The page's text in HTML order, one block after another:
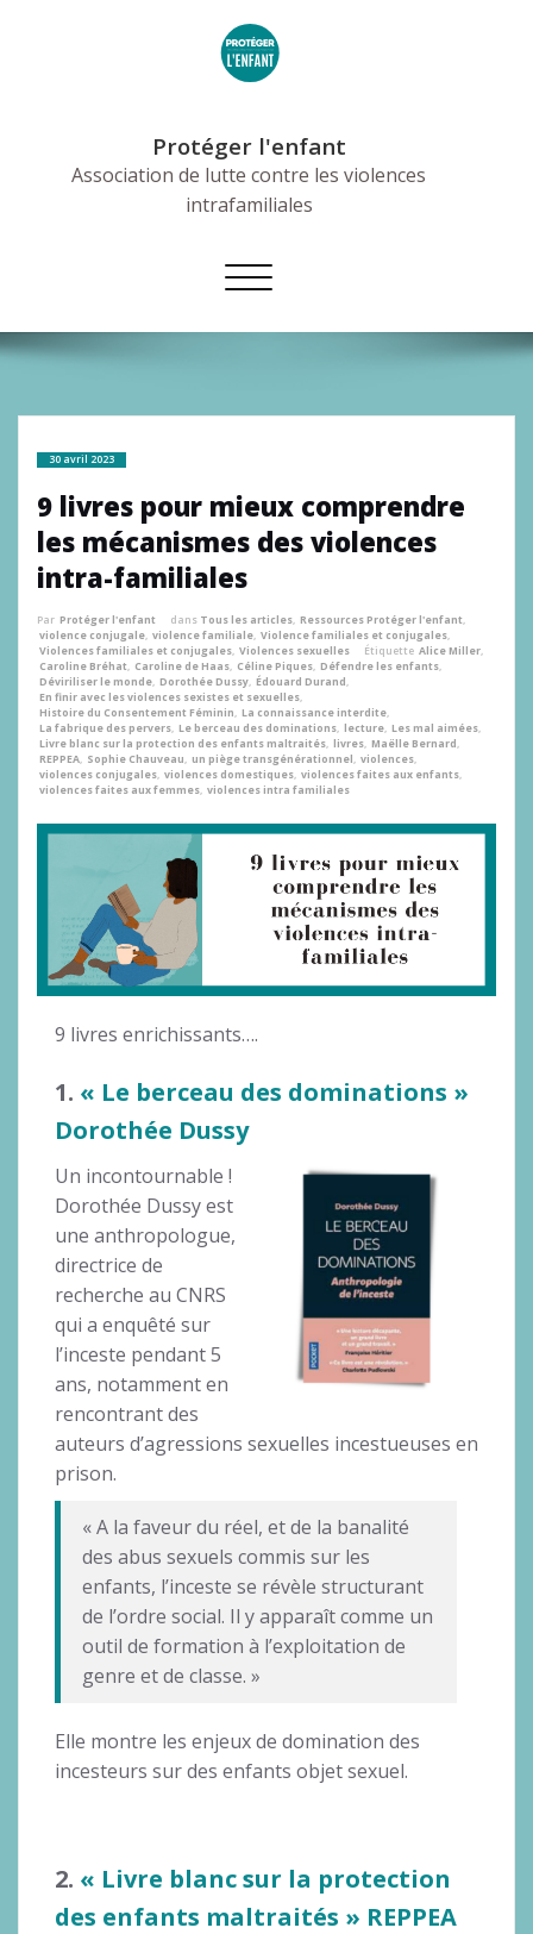
Protéger l'enfant
Association de lutte contre les violences
intrafamiliales
Afficher/masquer
la
30 avril 2023
9 livres pour mieux comprendre
les mécanismes des violences
intra-familiales
Par Protéger l'enfant dans Tous les articles, Ressources Protéger l'enfant,
violence conjugale, violence familiale, Violence familiales et conjugales,
Violences familiales et conjugales, Violences sexuelles Étiquette Alice Miller,
Caroline Bréhat, Caroline de Haas, Céline Piques, Défendre les enfants,
Déviriliser le monde, Dorothée Dussy, Édouard Durand,
En finir avec les violences sexistes et sexuelles,
Histoire du Consentement Féminin, La connaissance interdite,
La fabrique des pervers, Le berceau des dominations, lecture, Les mal aimées,
Livre blanc sur la protection des enfants maltraités, livres, Maëlle Bernard,
REPPEA, Sophie Chauveau, un piège transgénérationnel, violences,
violences conjugales, violences domestiques, violences faites aux enfants,
violences faites aux femmes, violences intra familiales
9 livres enrichissants….
1. « Le berceau des dominations »
Dorothée Dussy
Un incontournable !
Dorothée Dussy est
une anthropologue,
directrice de
recherche au CNRS
qui a enquêté sur
l’inceste pendant 5
ans, notamment en
rencontrant des
auteurs d’agressions sexuelles incestueuses en
prison.
« A la faveur du réel, et de la banalité
des abus sexuels commis sur les
enfants, l’inceste se révèle structurant
de l’ordre social. Il y apparaît comme un
outil de formation à l’exploitation de
genre et de classe. »
Elle montre les enjeux de domination des
incesteurs sur des enfants objet sexuel.
2. « Livre blanc sur la protection
des enfants maltraités » REPPEA